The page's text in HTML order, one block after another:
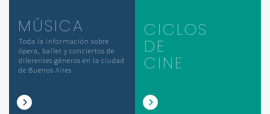
MÚSICA
Toda la información sobre
ópera, ballet y conciertos de
diferentes géneros en la ciudad
de Buenos Aires
CICLOS
DE
CINE